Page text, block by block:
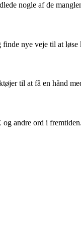
nogle af de
nye veje til at løse
til at få en hånd
andre ord i